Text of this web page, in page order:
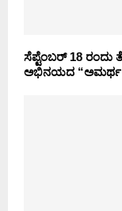
ಸೆಪ್ಟೆಂಬರ್ 18 ರಂದು
ಅಭಿನಯದ